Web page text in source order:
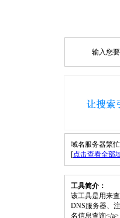
输入您
域名服务器繁
[点击查看全部
工具简介：
该工具是用来
DNS服务器、
名信息查询</